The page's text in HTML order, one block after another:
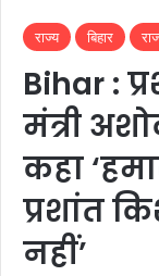
राज्य बिहार
Bihar :
मंत्री
कहा
प्रशांत
नहीं’